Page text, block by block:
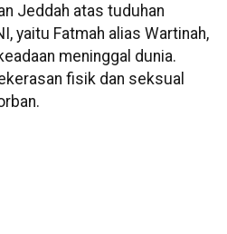
Jeddah atas tuduhan
yaitu Fatmah alias Wartinah,
meninggal dunia.
fisik dan seksual